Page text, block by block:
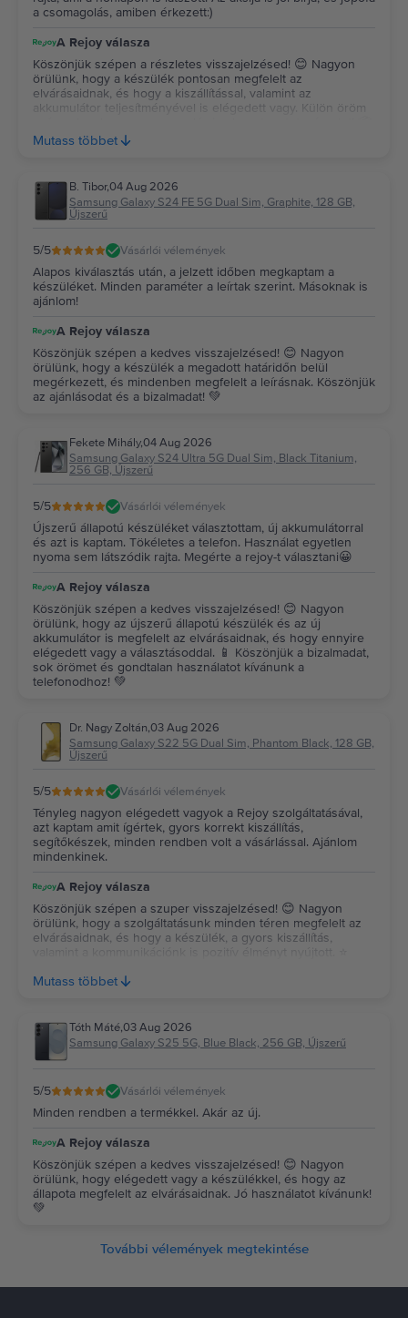
a csomagolás, amiben érkezett:)
A Rejoy válasza
Köszönjük szépen a részletes visszajelzésed! 😊 Nagyon
örülünk, hogy a készülék pontosan megfelelt az
elvárásaidnak, és hogy a kiszállítással, valamint az
akkumulátor teljesítményével is elégedett vagy. Külön öröm
✨ Köszönjük a bizalmadat és az ajánlásodat, kívánunk sok
Mutass többet
B. Tibor,04 Aug 2026
Samsung Galaxy S24 FE 5G Dual Sim, Graphite, 128 GB,
Újszerű
5/5 Vásárlói vélemények
Alapos kiválasztás után, a jelzett időben megkaptam a
készüléket. Minden paraméter a leírtak szerint. Másoknak is
ajánlom!
A Rejoy válasza
Köszönjük szépen a kedves visszajelzésed! 😊 Nagyon
örülünk, hogy a készülék a megadott határidőn belül
megérkezett, és mindenben megfelelt a leírásnak. Köszönjük
az ajánlásodat és a bizalmadat! 💚
Fekete Mihály,04 Aug 2026
Samsung Galaxy S24 Ultra 5G Dual Sim, Black Titanium,
256 GB, Újszerű
5/5 Vásárlói vélemények
Újszerű állapotú készüléket választottam, új akkumulátorral
és azt is kaptam. Tökéletes a telefon. Használat egyetlen
nyoma sem látszódik rajta. Megérte a rejoy-t választani😀
A Rejoy válasza
Köszönjük szépen a kedves visszajelzésed! 😊 Nagyon
örülünk, hogy az újszerű állapotú készülék és az új
akkumulátor is megfelelt az elvárásaidnak, és hogy ennyire
elégedett vagy a választásoddal. 📱 Köszönjük a bizalmadat,
sok örömet és gondtalan használatot kívánunk a
telefonodhoz! 💚
Dr. Nagy Zoltán,03 Aug 2026
Samsung Galaxy S22 5G Dual Sim, Phantom Black, 128 GB,
Újszerű
5/5 Vásárlói vélemények
Tényleg nagyon elégedett vagyok a Rejoy szolgáltatásával,
azt kaptam amit ígértek, gyors korrekt kiszállítás,
segítőkészek, minden rendben volt a vásárlással. Ajánlom
mindenkinek.
A Rejoy válasza
Köszönjük szépen a szuper visszajelzésed! 😊 Nagyon
örülünk, hogy a szolgáltatásunk minden téren megfelelt az
elvárásaidnak, és hogy a készülék, a gyors kiszállítás,
jövőben is minket választasz! 💚
Mutass többet
Tóth Máté,03 Aug 2026
Samsung Galaxy S25 5G, Blue Black, 256 GB, Újszerű
5/5 Vásárlói vélemények
Minden rendben a termékkel. Akár az új.
A Rejoy válasza
Köszönjük szépen a kedves visszajelzésed! 😊 Nagyon
örülünk, hogy elégedett vagy a készülékkel, és hogy az
állapota megfelelt az elvárásaidnak. Jó használatot kívánunk!
💚
További vélemények megtekintése